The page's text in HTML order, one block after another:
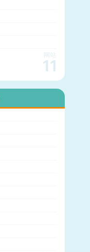
网站
11